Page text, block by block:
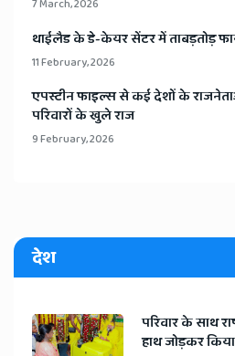
7 March, 2026
​थाईलैड के डे-केयर सेंटर में ताबड़तोड़
11 February, 2026
​एपस्टीन फाइल्स से कई देशों के
परिवारों के खुले राज
9 February, 2026
देश
​परिवार के साथ
हाथ जोड़कर किया